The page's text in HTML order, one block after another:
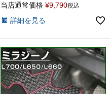
当店通常価格 ¥9,790税込
詳細を見る